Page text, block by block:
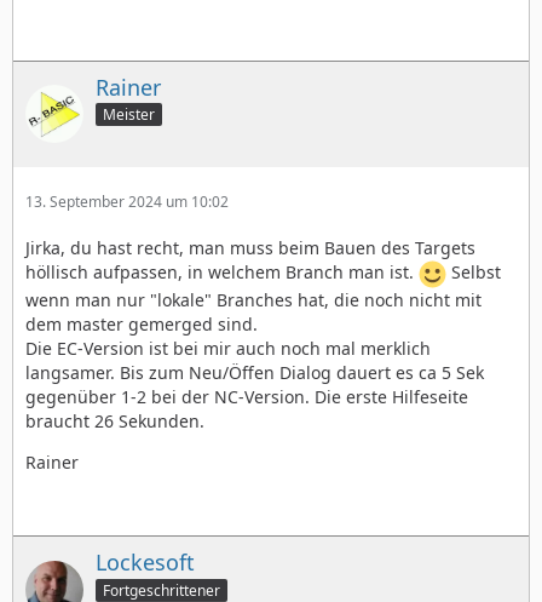
Rainer
Meister
13. September 2024 um 10:02
Jirka, du hast recht, man muss beim Bauen des Targets
höllisch aufpassen, in welchem Branch man ist.
Selbst
wenn man nur "lokale" Branches hat, die noch nicht mit
dem master gemerged sind.
Die EC-Version ist bei mir auch noch mal merklich
langsamer. Bis zum Neu/Öffen Dialog dauert es ca 5 Sek
gegenüber 1-2 bei der NC-Version. Die erste Hilfeseite
braucht 26 Sekunden.
Rainer
Lockesoft
Fortgeschrittener